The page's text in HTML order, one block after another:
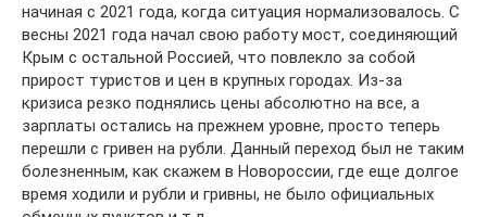
начиная с 2021 года, когда ситуация нормализовалось. С
весны 2021 года начал свою работу мост, соединяющий
Крым с остальной Россией, что повлекло за собой
прирост туристов и цен в крупных городах. Из-за
кризиса резко поднялись цены абсолютно на все, а
зарплаты остались на прежнем уровне, просто теперь
перешли с гривен на рубли. Данный переход был не таким
болезненным, как скажем в Новороссии, где еще долгое
время ходили и рубли и гривны, не было официальных